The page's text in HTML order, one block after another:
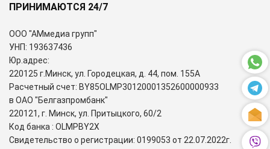
ПРИНИМАЮТСЯ 24/7
ООО "АМмедиа групп"
УНП: 193637436
Юр.адрес:
220125 г.Минск, ул. Городецкая, д. 44, пом. 155А
Расчетный счет: BY85OLMP30120001352600000933
в ОАО "Белгазпромбанк"
220121, г. Минск, ул. Притыцкого, 60/2
Код банка : OLMPBY2X
Свидетельство о регистрации: 0199053 от 22.07.2022г.